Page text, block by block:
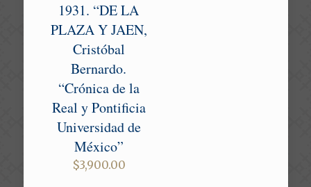
1931. “DE LA
PLAZA Y JAEN,
Cristóbal
Bernardo.
“Crónica de la
Real y Pontificia
Universidad de
México”
$3,900.00